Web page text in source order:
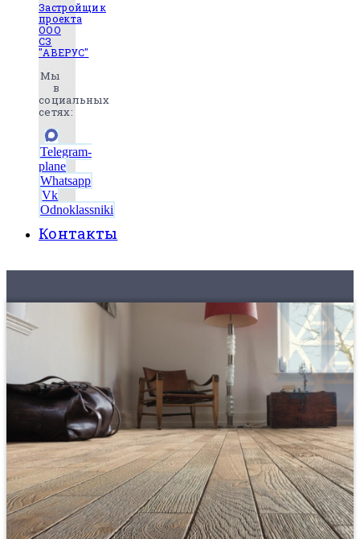
Застройщик
проекта
ООО
СЗ
"АВЕРУС"
Мы
в
социальных
сетях:
Telegram-
plane
Whatsapp
Vk
Odnoklassniki
Контакты